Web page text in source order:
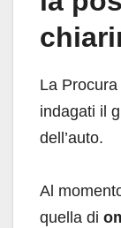
La
indagati il
dell’auto.
Al
quella di